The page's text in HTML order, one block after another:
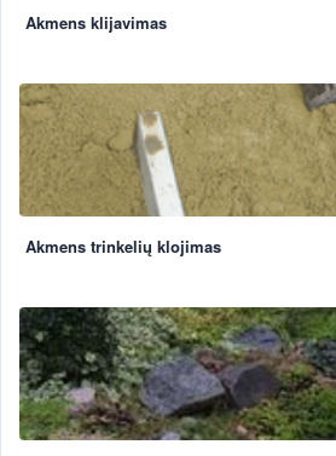
Akmens klijavimas
Akmens trinkelių klojimas